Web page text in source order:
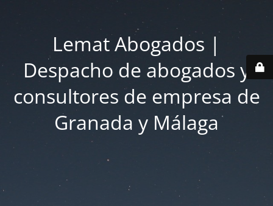
Lemat Abogados |
Despacho de abogados y
consultores de empresa de
Granada y Málaga